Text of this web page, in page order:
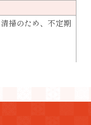
掃のため、不定期